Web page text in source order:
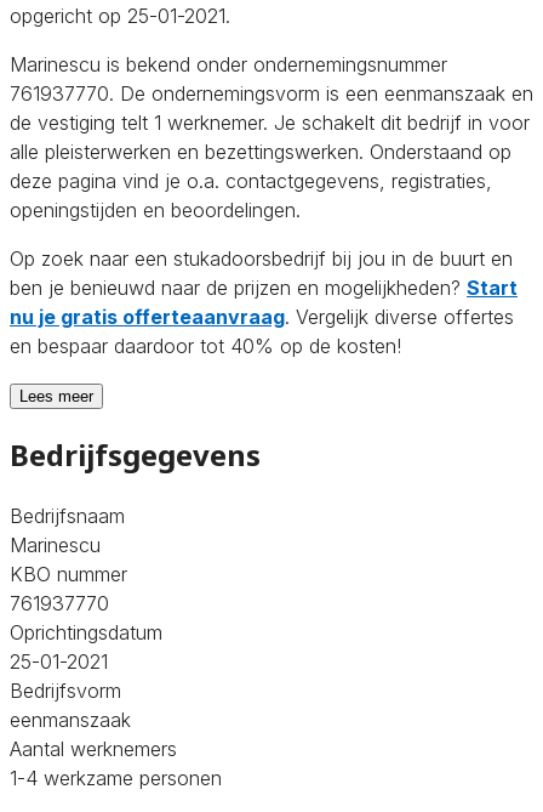
opgericht op 25-01-2021.
Marinescu is bekend onder ondernemingsnummer
761937770. De ondernemingsvorm is een eenmanszaak en
de vestiging telt 1 werknemer. Je schakelt dit bedrijf in voor
alle pleisterwerken en bezettingswerken. Onderstaand op
deze pagina vind je o.a. contactgegevens, registraties,
openingstijden en beoordelingen.
Op zoek naar een stukadoorsbedrijf bij jou in de buurt en
ben je benieuwd naar de prijzen en mogelijkheden? Start
nu je gratis offerteaanvraag. Vergelijk diverse offertes
en bespaar daardoor tot 40% op de kosten!
Lees meer
Bedrijfsgegevens
Bedrijfsnaam
Marinescu
KBO nummer
761937770
Oprichtingsdatum
25-01-2021
Bedrijfsvorm
eenmanszaak
Aantal werknemers
1-4 werkzame personen